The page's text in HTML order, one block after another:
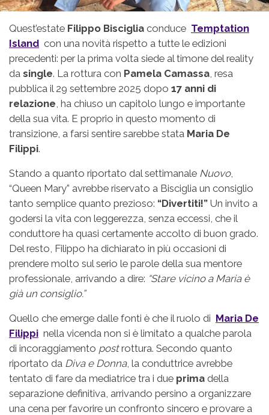
Quest’estate Filippo Bisciglia conduce Temptation
Island con una novità rispetto a tutte le edizioni
precedenti: per la prima volta siede al timone del reality
da single. La rottura con Pamela Camassa, resa
pubblica il 29 settembre 2025 dopo 17 anni di
relazione, ha chiuso un capitolo lungo e importante
della sua vita. E proprio in questo momento di
transizione, a farsi sentire sarebbe stata Maria De
Filippi.
Stando a quanto riportato dal settimanale Nuovo,
“Queen Mary” avrebbe riservato a Bisciglia un consiglio
tanto semplice quanto prezioso: “Divertiti!” Un invito a
godersi la vita con leggerezza, senza eccessi, che il
conduttore ha quasi certamente accolto di buon grado.
Del resto, Filippo ha dichiarato in più occasioni di
prendere molto sul serio le parole della sua mentore
professionale, arrivando a dire: “Stare vicino a Maria è
già un consiglio.”
Quello che emerge dalle fonti è che il ruolo di Maria De
Filippi nella vicenda non si è limitato a qualche parola
di incoraggiamento postrottura. Secondo quanto
riportato da Diva e Donna, la conduttrice avrebbe
tentato di fare da mediatrice tra i due prima della
separazione definitiva, arrivando persino a organizzare
una cena per favorire un confronto sincero e provare a